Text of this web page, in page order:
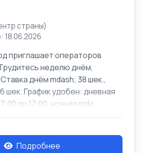
страны)
18.06.2026
приглашает операторов
неделю днём,
днём mdash; 38 шек.,
шек. График удобен: дневная
до 17:00, ночная mda...
Подробнее